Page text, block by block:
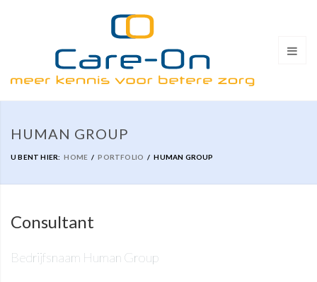
HUMAN GROUP
U BENT HIER: HOME PORTFOLIO HUMAN GROUP
Consultant
Bedrijfsnaam Human Group